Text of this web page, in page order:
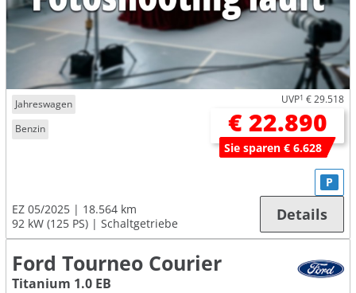
Jahreswagen
Benzin
UVP1 € 29.518
€ 22.890
Sie sparen € 6.628
EZ 05/2025
18.564 km
92 kW (125 PS)
Schaltgetriebe
P
Details
Ford Tourneo Courier
Titanium 1.0 EB